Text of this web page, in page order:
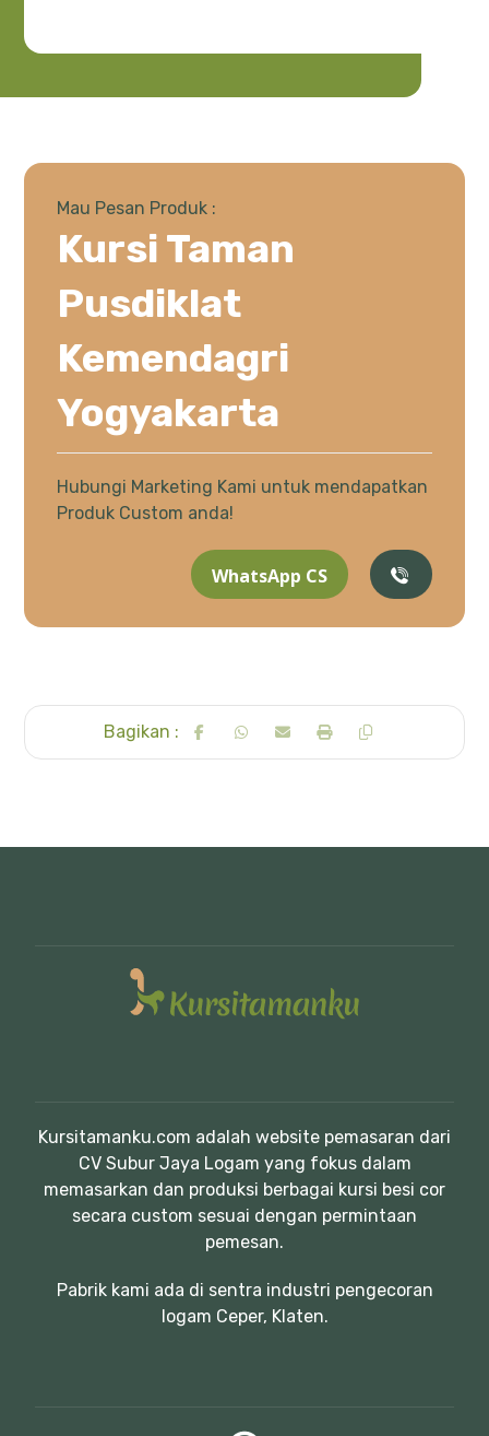
Mau Pesan Produk :
Kursi Taman
Pusdiklat
Kemendagri
Yogyakarta
Hubungi Marketing Kami untuk mendapatkan
Produk Custom anda!
WhatsApp CS
Kursitamanku.com adalah website pemasaran dari
CV Subur Jaya Logam yang fokus dalam
memasarkan dan produksi berbagai kursi besi cor
secara custom sesuai dengan permintaan
pemesan.
Pabrik kami ada di sentra industri pengecoran
logam Ceper, Klaten.